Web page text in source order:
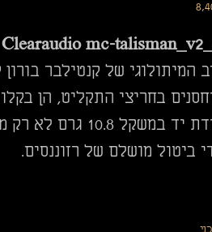
מחיר
Clearaudio mc-
בחריצי התקליט, הן
בעבודת יד
ביטול מושלם של רזוננסים.